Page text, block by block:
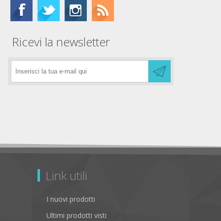
Ricevi la newsletter
Link utili
I nuovi prodotti
Ultimi prodotti visti